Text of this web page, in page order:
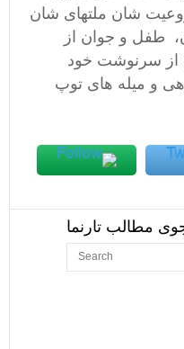
شان ملتهای شان
طفل و جوان از
از سرنوشت خود
و میله های توپ
مطالب تارنما